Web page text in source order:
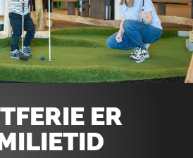
ER